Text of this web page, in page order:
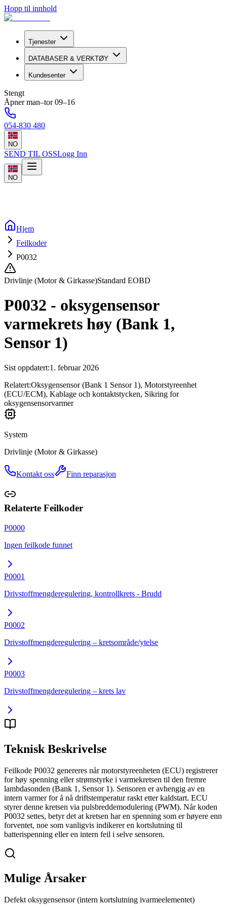
Hopp til innhold
Tjenester
DATABASER & VERKTØY
Kundesenter
Stengt
Åpner man–tor 09–16
054-830 480
NO
SEND TIL OSSLogg Inn
NO
Hjem
Feilkoder
P0032
Drivlinje (Motor & Girkasse)Standard EOBD
P0032 - oksygensensor
varmekrets høy (Bank 1,
Sensor 1)
Sist oppdatert:1. februar 2026
Relatert:Oksygensensor (Bank 1 Sensor 1), Motorstyreenhet
(ECU/ECM), Kablage och kontaktstycken, Sikring for
oksygensensorvarmer
System
Drivlinje (Motor & Girkasse)
Kontakt oss Finn reparasjon
Relaterte Feilkoder
P0000
Ingen feilkode funnet
P0001
Drivstoffmengderegulering, kontrollkrets - Brudd
P0002
Drivstoffmengderegulering – kretsområde/ytelse
P0003
Drivstoffmengderegulering – krets lav
Teknisk Beskrivelse
Feilkode P0032 genereres når motorstyreenheten (ECU) registrerer
for høy spenning eller strømstyrke i varmekretsen til den fremre
lambdasonden (Bank 1, Sensor 1). Sensoren er avhengig av en
intern varmer for å nå driftstemperatur raskt etter kaldstart. ECU
styrer denne kretsen via pulsbreddemodulering (PWM). Når koden
P0032 settes, betyr det at kretsen har en spenning som er høyere enn
forventet, noe som vanligvis indikerer en kortslutning til
batterispenning eller en intern feil i selve sensoren.
Mulige Årsaker
Defekt oksygensensor (intern kortslutning ivarmeelementet)